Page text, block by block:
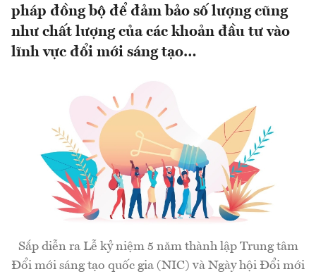
pháp đồng bộ để đảm bảo số lượng cũng
như chất lượng của các khoản đầu tư vào
lĩnh vực đổi mới sáng tạo…
Sắp diễn ra Lễ kỷ niệm 5 năm thành lập Trung tâm
Đổi mới sáng tạo quốc gia (NIC) và Ngày hội Đổi mới